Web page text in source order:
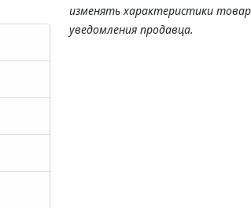
изменять характеристики
уведомления продавца.